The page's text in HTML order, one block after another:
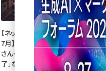
【ネットミーム振り返り・2026年
7月】「映画ちいかわ」「佐藤二朗
さん・橋本愛さん」「POPOPO終
了」など